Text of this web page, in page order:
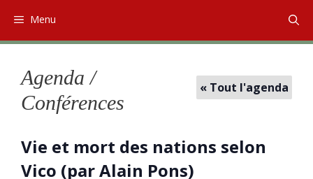
Menu
« Tout l'agenda
Agenda /
Conférences
Vie et mort des nations selon
Vico (par Alain Pons)